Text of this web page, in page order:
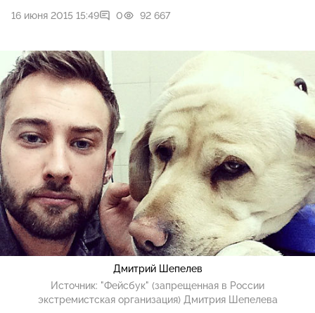
16 июня 2015 15:49 0 92 667
Дмитрий Шепелев
Источник: "Фейсбук" (запрещенная в России
экстремистская организация) Дмитрия Шепелева